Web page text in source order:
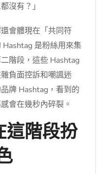
沒有？」
會體現在「共同符
是粉絲用來集
階段，這些 Hashtag
負面控訴和嘲諷迷
牌 Hashtag，看到的
會在幾秒內碎裂。
階段扮